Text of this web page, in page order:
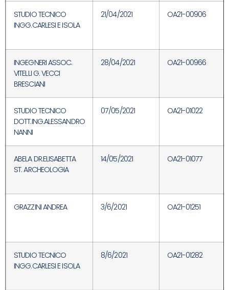
STUDIO TECNICO
INGG.CARLESI E ISOLA
21/04/2021 OA21-00906
INGEGNERI ASSOC.
VITELLI G. VECCI
BRESCIANI
28/04/2021 OA21-00966
STUDIO TECNICO
DOTT.ING.ALESSANDRO
NANNI
07/05/2021 OA21-01022
ABELA DR.ELISABETTA
ST. ARCHEOLOGIA
14/05/2021 OA21-01077
GRAZZINI ANDREA 3/6/2021 OA21-01251
STUDIO TECNICO
INGG.CARLESI E ISOLA
8/6/2021 OA21-01282